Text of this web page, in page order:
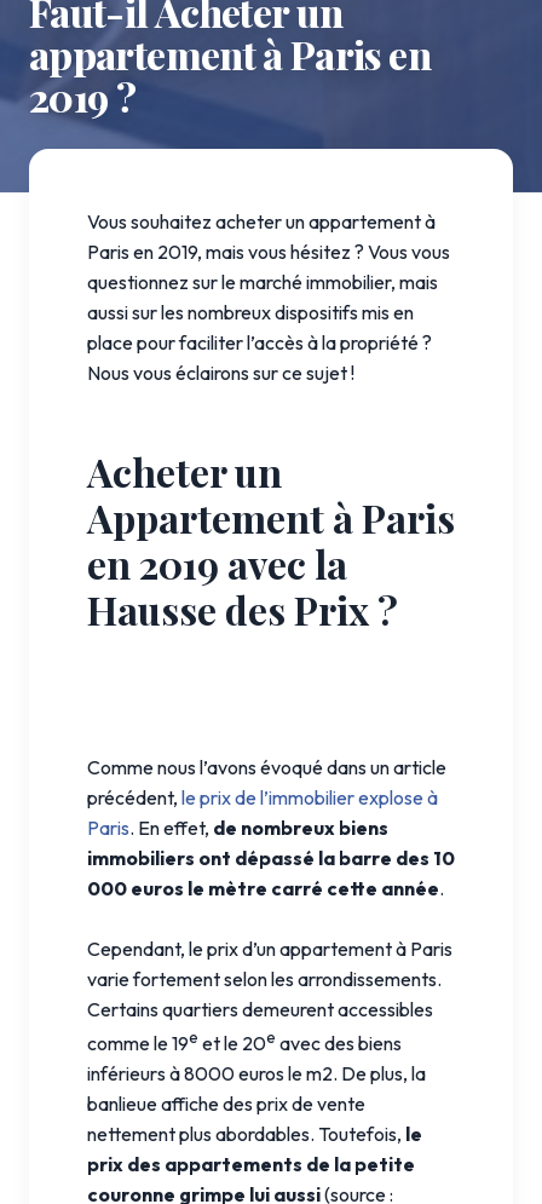
Faut-il Acheter un
appartement à Paris en
2019 ?
Vous souhaitez acheter un appartement à
Paris en 2019, mais vous hésitez ? Vous vous
questionnez sur le marché immobilier, mais
aussi sur les nombreux dispositifs mis en
place pour faciliter l’accès à la propriété ?
Nous vous éclairons sur ce sujet !
Acheter un
Appartement à Paris
en 2019 avec la
Hausse des Prix ?
Comme nous l’avons évoqué dans un article
précédent, le prix de l’immobilier explose à
Paris. En effet, de nombreux biens
immobiliers ont dépassé la barre des 10
000 euros le mètre carré cette année.
Cependant, le prix d’un appartement à Paris
varie fortement selon les arrondissements.
Certains quartiers demeurent accessibles
comme le 19e et le 20e avec des biens
inférieurs à 8000 euros le m2. De plus, la
banlieue affiche des prix de vente
nettement plus abordables. Toutefois, le
prix des appartements de la petite
couronne grimpe lui aussi(source :